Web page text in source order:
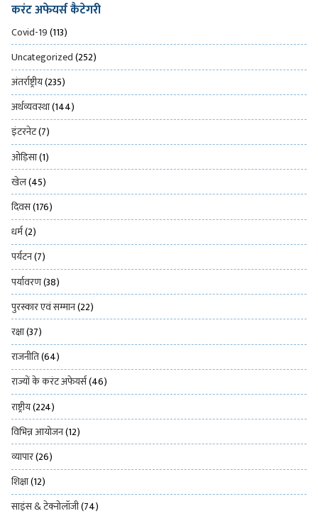
करंट अफेयर्स कैटेगरी
Covid-19(113)
Uncategorized(252)
अंतर्राष्ट्रीय(235)
अर्थव्यवस्था(144)
इंटरनेट(7)
ओड़िसा(1)
खेल(45)
दिवस(176)
धर्म(2)
पर्यटन(7)
पर्यावरण(38)
पुरस्कार एवं सम्मान(22)
रक्षा(37)
राजनीति(64)
राज्यों के करंट अफेयर्स(46)
राष्ट्रीय(224)
विभिन्न आयोजन(12)
व्यापार(26)
शिक्षा(12)
साइंस & टेक्नोलॉजी(74)